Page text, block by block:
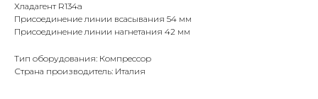
Хладагент R134a
Присоединение линии всасывания 54 мм
Присоединение линии нагнетания 42 мм
Тип оборудования: Компрессор
Страна производитель: Италия